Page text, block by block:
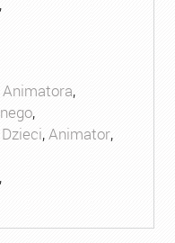
,
,
,Animator,
,